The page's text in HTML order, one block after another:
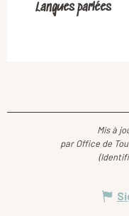
Langues parlées
Langues parlées
Mis à
par Office de